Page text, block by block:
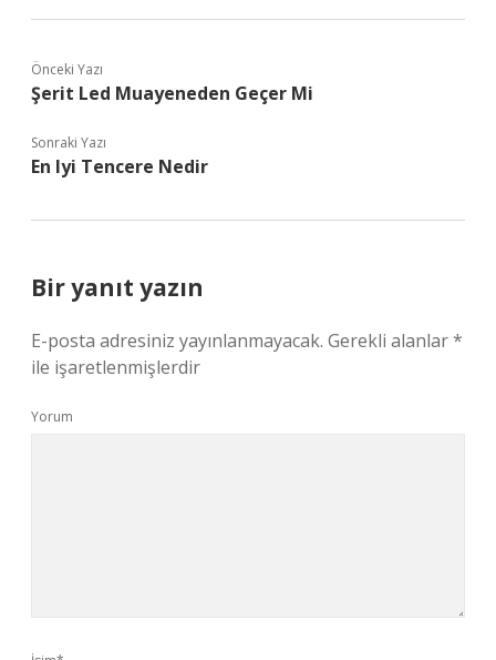
Önceki Yazı
Şerit Led Muayeneden Geçer Mi
Sonraki Yazı
En Iyi Tencere Nedir
Bir yanıt yazın
E-posta adresiniz yayınlanmayacak. Gerekli alanlar*
ile işaretlenmişlerdir
Yorum